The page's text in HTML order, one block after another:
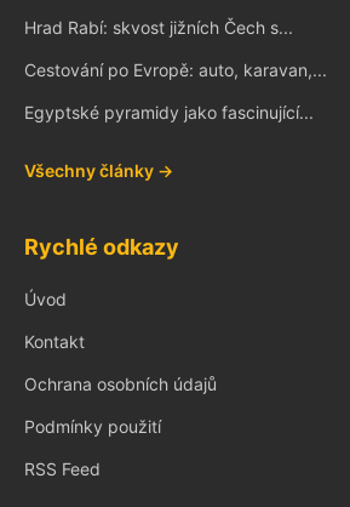
Hrad Rabí: skvost jižních Čech s...
Cestování po Evropě: auto, karavan,...
Egyptské pyramidy jako fascinující...
Všechny články →
Rychlé odkazy
Úvod
Kontakt
Ochrana osobních údajů
Podmínky použití
RSS Feed